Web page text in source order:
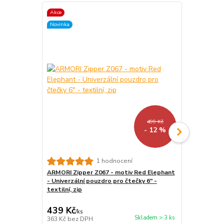
Akce
Novinka
499 Kč
- 12 %
1 hodnocení
ARMORI Zipper Z067 - motiv Red Elephant
- Univerzální pouzdro pro čtečky 6" -
textilní, zip
439 Kč/ks
363 Kč bez DPH Skladem > 3 ks